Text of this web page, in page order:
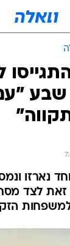
שבע
נארזו
זאת לצד